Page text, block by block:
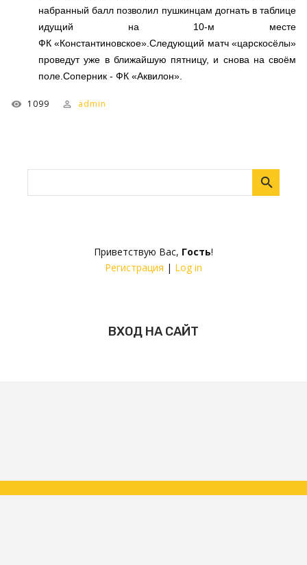
Приветствую Вас, Гость!
Регистрация | Log in
ВХОД НА САЙТ
набранный балл позволил пушкинцам догнать в таблице
идущий на 10-м месте
ФК «Константиновское».Следующий матч «царскосёлы»
проведут уже в ближайшую пятницу, и снова на своём
поле.Соперник - ФК «Аквилон».
1099 admin